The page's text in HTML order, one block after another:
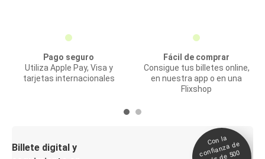
Pago seguro
Utiliza Apple Pay, Visa y
tarjetas internacionales
Fácil de comprar
Consigue tus billetes online,
en nuestra app o en una
Flixshop
Billete digital y
Con la
confianza de